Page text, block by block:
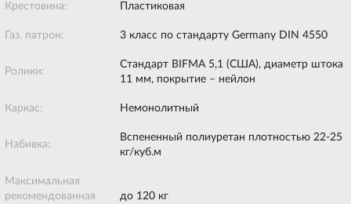
Крестовина: Пластиковая
Газ. патрон: 3 класс по стандарту Germany DIN 4550
Ролики:
Стандарт BIFMA 5,1 (США), диаметр штока
11 мм, покрытие – нейлон
Каркас: Немонолитный
Набивка:
Вспененный полиуретан плотностью 22-25
кг/куб.м
Максимальная
рекомендованная
до 120 кг